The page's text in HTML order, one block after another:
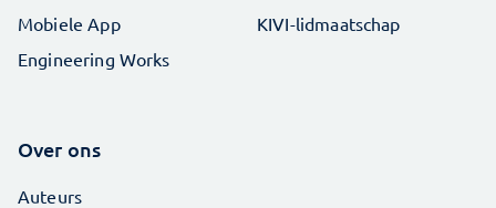
Mobiele App
Engineering Works
KIVI-lidmaatschap
Over ons
Auteurs